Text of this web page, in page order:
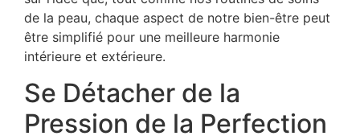
de la peau, chaque aspect de notre bien-être peut
être simplifié pour une meilleure harmonie
intérieure et extérieure.
Se Détacher de la
Pression de la Perfection